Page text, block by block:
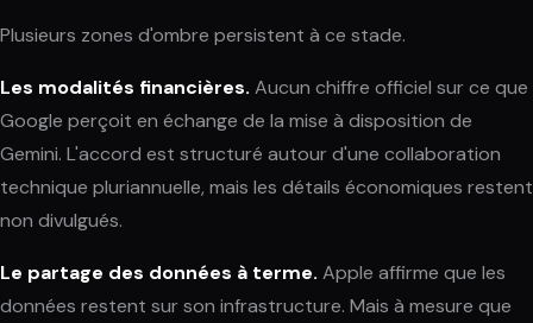
Plusieurs zones d'ombre persistent à ce stade.
Les modalités financières. Aucun chiffre officiel sur ce que
Google perçoit en échange de la mise à disposition de
Gemini. L'accord est structuré autour d'une collaboration
technique pluriannuelle, mais les détails économiques restent
non divulgués.
Le partage des données à terme. Apple affirme que les
données restent sur son infrastructure. Mais à mesure que